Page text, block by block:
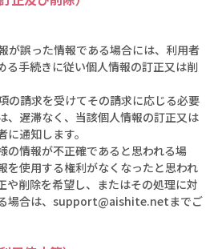
が誤った情報である場合には、利用者
る手続きに従い個人情報の訂正又は削
の請求を受けてその請求に応じる必要
、遅滞なく、当該個人情報の訂正又は
通知します。
の情報が不正確であると思われる場
を使用する権利がなくなったと思われ
や削除を希望し、またはその処理に対
場合は、support@aishite.netまでご